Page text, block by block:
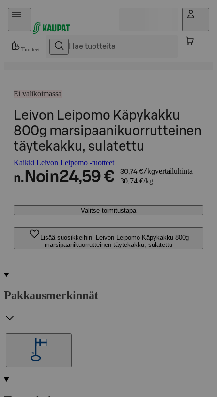
Hyppää sisältöön
Tuotteet
Ei valikoimassa
Leivon Leipomo Käpykakku
800g marsipaanikuorrutteinen
täytekakku, sulatettu
Kaikki Leivon Leipomo -tuotteet
n. Noin24,59 € 30,74 €/kgvertailuhinta
30,74 €/kg
Valitse toimitustapa
Lisää suosikkeihin, Leivon Leipomo Käpykakku 800g
marsipaanikuorrutteinen täytekakku, sulatettu
Pakkausmerkinnät